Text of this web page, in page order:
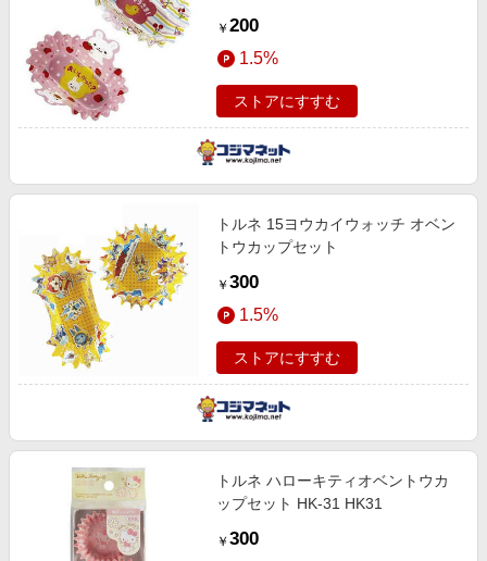
￥ 200
1.5%
ストアにすすむ
トルネ 15ヨウカイウォッチ オベン
トウカップセット
￥ 300
1.5%
ストアにすすむ
トルネ ハローキティオベントウカ
ップセット HK-31 HK31
￥ 300